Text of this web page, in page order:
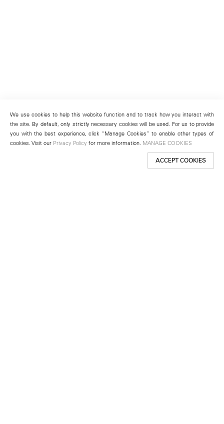
We use cookies to help this website function and to track how you interact with
the site. By default, only strictly necessary cookies will be used. For us to provide
you with the best experience, click “Manage Cookies” to enable other types of
cookies. Visit our Privacy Policy for more information. MANAGE COOKIES
ACCEPT COOKIES